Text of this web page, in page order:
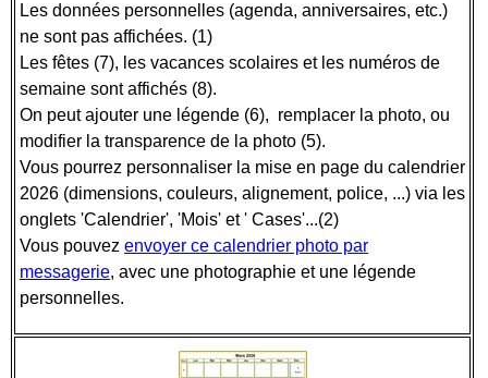
Les données personnelles (agenda, anniversaires, etc.)
ne sont pas affichées. (1)
Les fêtes (7), les vacances scolaires et les numéros de
semaine sont affichés (8).
On peut ajouter une légende (6), remplacer la photo, ou
modifier la transparence de la photo (5).
Vous pourrez personnaliser la mise en page du calendrier
2026 (dimensions, couleurs, alignement, police, ...) via les
onglets 'Calendrier', 'Mois' et ' Cases'...(2)
Vous pouvez envoyer ce calendrier photo par
messagerie, avec une photographie et une légende
personnelles.